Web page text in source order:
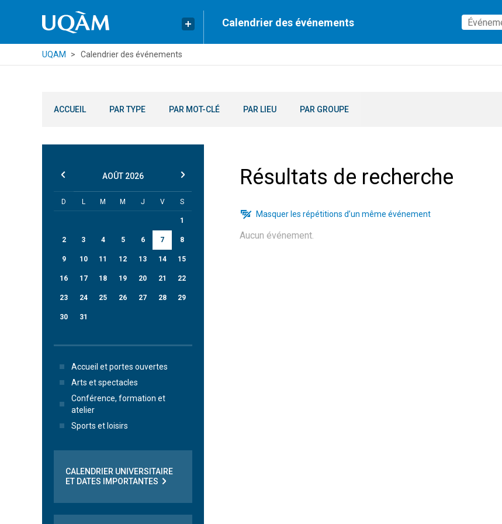
Calendrier des événements
UQAM Calendrier des événements
ACCUEIL PAR TYPE PAR MOT-CLÉ PAR LIEU PAR GROUPE
Résultats de recherche
Masquer les répétitions d’un même événement
Aucun événement.
AOÛT 2026
D L M M J V S
1
2 3 4 5 6 7 8
9 10 11 12 13 14 15
16 17 18 19 20 21 22
23 24 25 26 27 28 29
30 31
Accueil et portes ouvertes
Arts et spectacles
Conférence, formation et
atelier
Sports et loisirs
CALENDRIER UNIVERSITAIRE
ET DATES IMPORTANTES